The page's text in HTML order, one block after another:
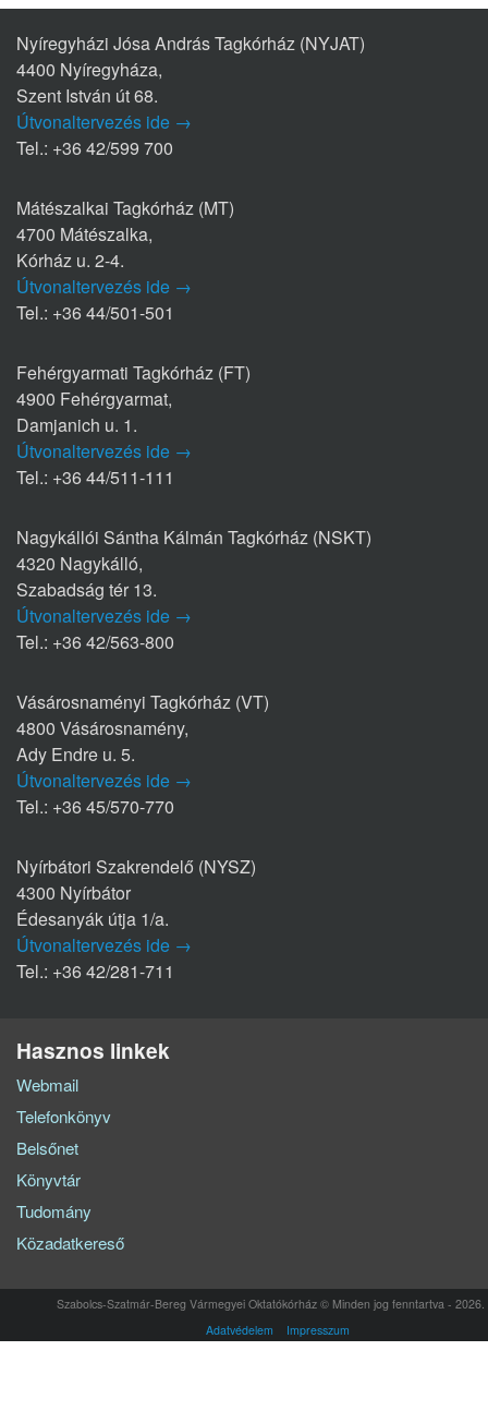
Nyíregyházi Jósa András Tagkórház (NYJAT)
4400 Nyíregyháza,
Szent István út 68.
Útvonaltervezés ide →
Tel.: +36 42/599 700
Mátészalkai Tagkórház (MT)
4700 Mátészalka,
Kórház u. 2-4.
Útvonaltervezés ide →
Tel.: +36 44/501-501
Fehérgyarmati Tagkórház (FT)
4900 Fehérgyarmat,
Damjanich u. 1.
Útvonaltervezés ide →
Tel.: +36 44/511-111
Nagykállói Sántha Kálmán Tagkórház (NSKT)
4320 Nagykálló,
Szabadság tér 13.
Útvonaltervezés ide →
Tel.: +36 42/563-800
Vásárosnaményi Tagkórház (VT)
4800 Vásárosnamény,
Ady Endre u. 5.
Útvonaltervezés ide →
Tel.: +36 45/570-770
Nyírbátori Szakrendelő (NYSZ)
4300 Nyírbátor
Édesanyák útja 1/a.
Útvonaltervezés ide →
Tel.: +36 42/281-711
Hasznos linkek
Webmail
Telefonkönyv
Belsőnet
Könyvtár
Tudomány
Közadatkereső
Szabolcs-Szatmár-Bereg Vármegyei Oktatókórház © Minden jog fenntartva - 2026.
Adatvédelem
Impresszum